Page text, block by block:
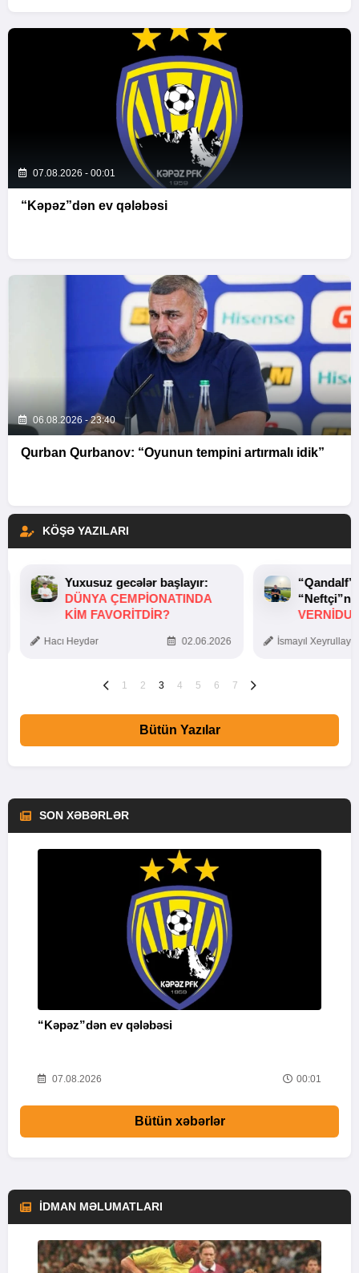
07.08.2026 - 00:01
“Kəpəz”dən ev qələbəsi
06.08.2026 - 23:40
Qurban Qurbanov: “Oyunun tempini artırmalı idik”
KÖŞƏ YAZILARI
Yuxusuz gecələr başlayır:
DÜNYA ÇEMPIONATINDA
KIM FAVORITDIR?
Hacı Heydər 02.06.2026 İsmayıl
1 2 3 4 5 6 7
Bütün Yazılar
SON XƏBƏRLƏR
“Kəpəz”dən ev qələbəsi
07.08.2026 00:01
Bütün xəbərlər
İDMAN MƏLUMATLARI